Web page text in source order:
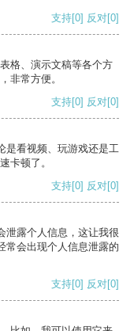
支持[0] 反对[0]
格、演示文稿等各个方
非常方便。
支持[0] 反对[0]
是看视频、玩游戏还是工
卡顿了。
支持[0] 反对[0]
泄露个人信息，这让我很
常会出现个人信息泄露的
支持[0] 反对[0]